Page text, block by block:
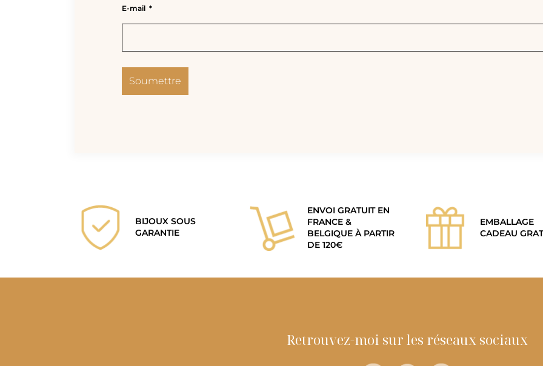
E-mail *
BIJOUX SOUS
GARANTIE
ENVOI GRATUIT EN
FRANCE &
BELGIQUE À PARTIR
DE 120€
EMBALLAGE
CADEAU
Retrouvez-moi sur les réseaux sociaux